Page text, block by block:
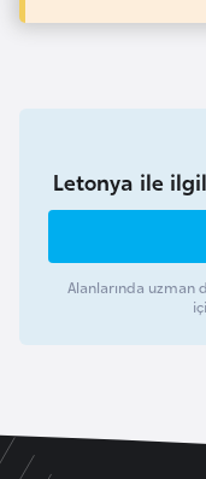
Letonya ile
Alanlarında uzman
B
u